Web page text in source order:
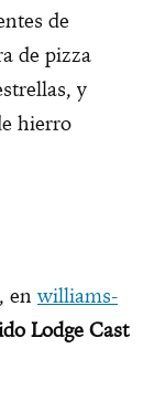
de
de pizza
y
hierro
, en williams-
Lodge Cast